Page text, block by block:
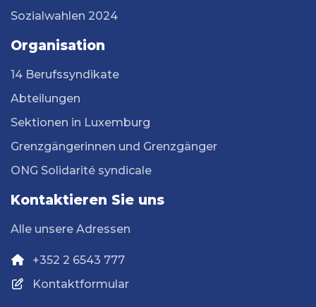
Sozialwahlen 2024
Organisation
14 Berufssyndikate
Abteilungen
Sektionen in Luxemburg
Grenzgängerinnen und Grenzgänger
ONG Solidarité syndicale
Kontaktieren Sie uns
Alle unsere Adressen
+352 2 6543 777
Kontaktformular